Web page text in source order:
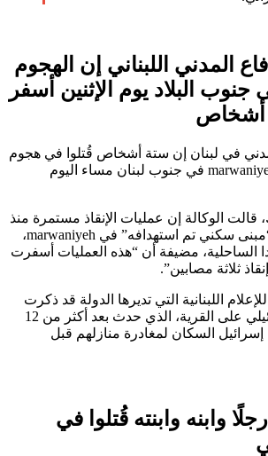
المدني اللبناني إن الهجوم
جنوب البلاد يوم الإثنين أسفر
أشخاص
في لبنان إن ستة أشخاص قُتلوا في هجوم
إسرائيلي على قرية marwaniyeh في جنوب لبنان مساء اليوم
الوكالة إن عمليات الإنقاذ مستمرة منذ
يوم الإثنين في موقع “مبنى سكني تم استهدافه” في marwaniyeh،
الساحلية، مضيفة أن “هذه العمليات أسفرت
ثلاثة مصابين”.
اللبنانية التي تديرها الدولة قد ذكرت
سابقًا عن هجوم إسرائيلي على القرية، الذي حدث بعد أكثر من 12
السكان لمغادرة منازلهم قبل
وابنه وابنته قُتلوا في